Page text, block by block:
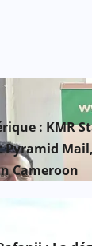
: KMR
Pyramid
Cameroon